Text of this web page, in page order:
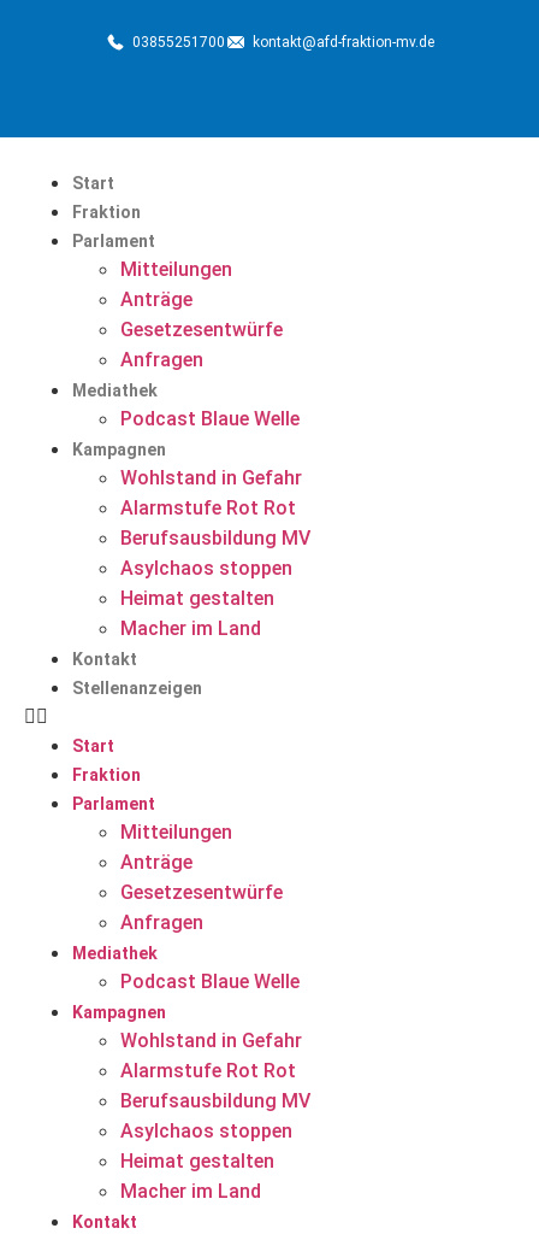
03855251700 kontakt@afd-fraktion-mv.de
Start
Fraktion
Parlament
Mitteilungen
Anträge
Gesetzesentwürfe
Anfragen
Mediathek
Podcast Blaue Welle
Kampagnen
Wohlstand in Gefahr
Alarmstufe Rot Rot
Berufsausbildung MV
Asylchaos stoppen
Heimat gestalten
Macher im Land
Kontakt
Stellenanzeigen
Start
Fraktion
Parlament
Mitteilungen
Anträge
Gesetzesentwürfe
Anfragen
Mediathek
Podcast Blaue Welle
Kampagnen
Wohlstand in Gefahr
Alarmstufe Rot Rot
Berufsausbildung MV
Asylchaos stoppen
Heimat gestalten
Macher im Land
Kontakt